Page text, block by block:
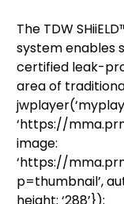
The TDW
system enables
certified leak-
area of
‘https://
image:
‘https://
p=thumbnail’,